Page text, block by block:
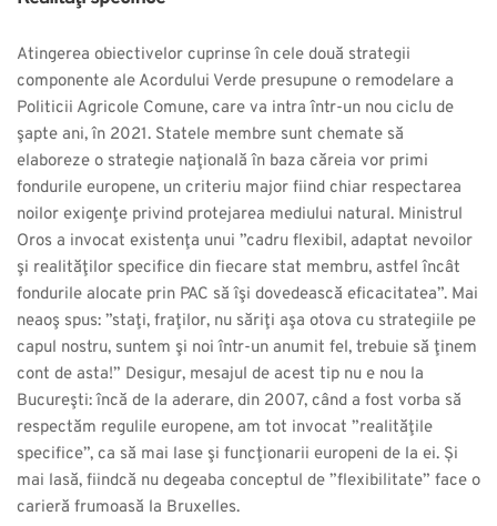
Atingerea obiectivelor cuprinse în cele două strategii
componente ale Acordului Verde presupune o remodelare a
Politicii Agricole Comune, care va intra într-un nou ciclu de
şapte ani, în 2021. Statele membre sunt chemate să
elaboreze o strategie naţională în baza căreia vor primi
fondurile europene, un criteriu major fiind chiar respectarea
noilor exigenţe privind protejarea mediului natural. Ministrul
Oros a invocat existenţa unui ”cadru flexibil, adaptat nevoilor
şi realităţilor specifice din fiecare stat membru, astfel încât
fondurile alocate prin PAC să îşi dovedească eficacitatea”. Mai
neaoş spus: ”staţi, fraţilor, nu săriţi aşa otova cu strategiile pe
capul nostru, suntem şi noi într-un anumit fel, trebuie să ţinem
cont de asta!” Desigur, mesajul de acest tip nu e nou la
Bucureşti: încă de la aderare, din 2007, când a fost vorba să
respectăm regulile europene, am tot invocat ”realităţile
specifice”, ca să mai lase şi funcţionarii europeni de la ei. Și
mai lasă, fiindcă nu degeaba conceptul de ”flexibilitate” face o
carieră frumoasă la Bruxelles.